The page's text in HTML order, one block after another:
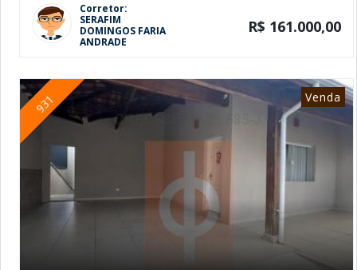
Corretor:
SERAFIM
DOMINGOS FARIA
ANDRADE
R$ 161.000,00
931 Venda